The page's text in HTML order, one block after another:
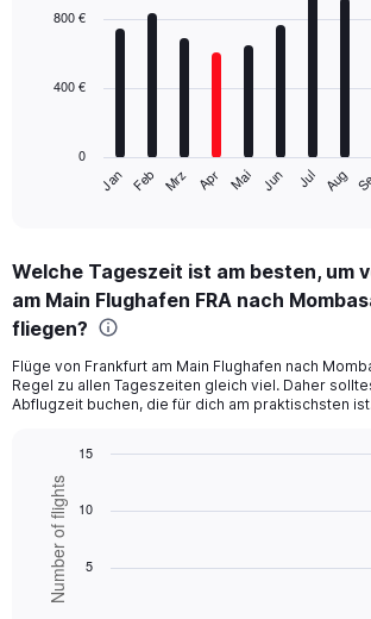
with
The
Range:
12
categories.
The
chart
has
1
displaying
values.
Range:
1200.
Jan Feb Mrz Apr Mai Jun Jul Aug
0
400 €
800 €
Welche Tageszeit ist am besten, um
am Main Flughafen FRA nach
fliegen?
Flüge von Frankfurt am Main Flughafen nach
Regel zu allen Tageszeiten gleich viel. Daher
Abflugzeit buchen, die für dich am praktischsten
Bar
chart
with
bars.
The
Chart
graphic.
Number of flights 5
10
15